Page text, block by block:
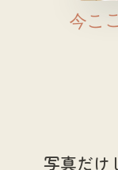
今こ
写真だけ